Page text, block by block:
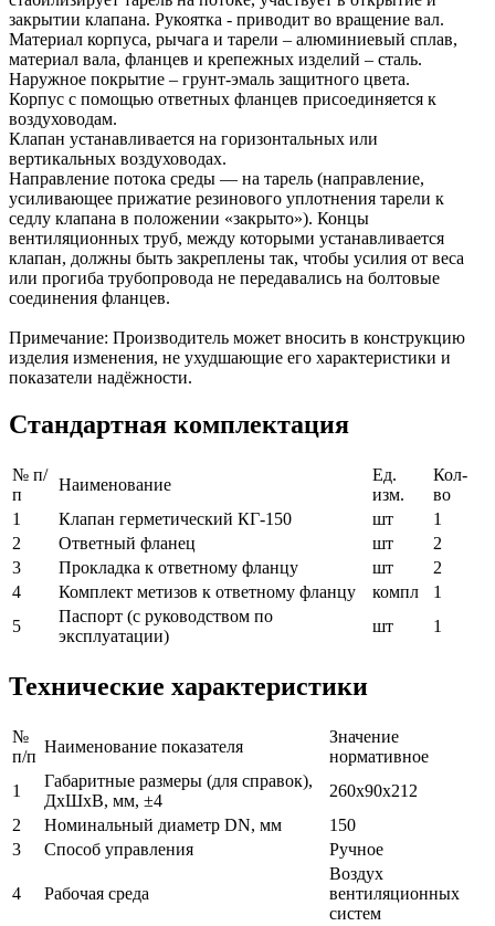
закрытии клапана. Рукоятка - приводит во вращение вал.
Материал корпуса, рычага и тарели – алюминиевый сплав,
материал вала, фланцев и крепежных изделий – сталь.
Наружное покрытие – грунт-эмаль защитного цвета.
Корпус с помощью ответных фланцев присоединяется к
воздуховодам.
Клапан устанавливается на горизонтальных или
вертикальных воздуховодах.
Направление потока среды — на тарель (направление,
усиливающее прижатие резинового уплотнения тарели к
седлу клапана в положении «закрыто»). Концы
вентиляционных труб, между которыми устанавливается
клапан, должны быть закреплены так, чтобы усилия от веса
или прогиба трубопровода не передавались на болтовые
соединения фланцев.
Примечание: Производитель может вносить в конструкцию
изделия изменения, не ухудшающие его характеристики и
показатели надёжности.
Стандартная комплектация
№ п/
п
Наименование
Ед.
изм.
Кол-
во
1
Клапан герметический КГ-150 шт
1
2
Ответный фланец шт
2
3
Прокладка к ответному фланцу шт
2
4
Комплект метизов к ответному фланцу компл
1
5
Паспорт (с руководством по
эксплуатации)
шт 1
Технические характеристики
№
п/п
Наименование показателя
Значение
нормативное
1
Габаритные размеры (для справок),
ДхШхВ, мм, ±4
260х90х212
2
Номинальный диаметр DN, мм
150
3
Способ управления Ручное
4 Рабочая среда
Воздух
вентиляционных
систем